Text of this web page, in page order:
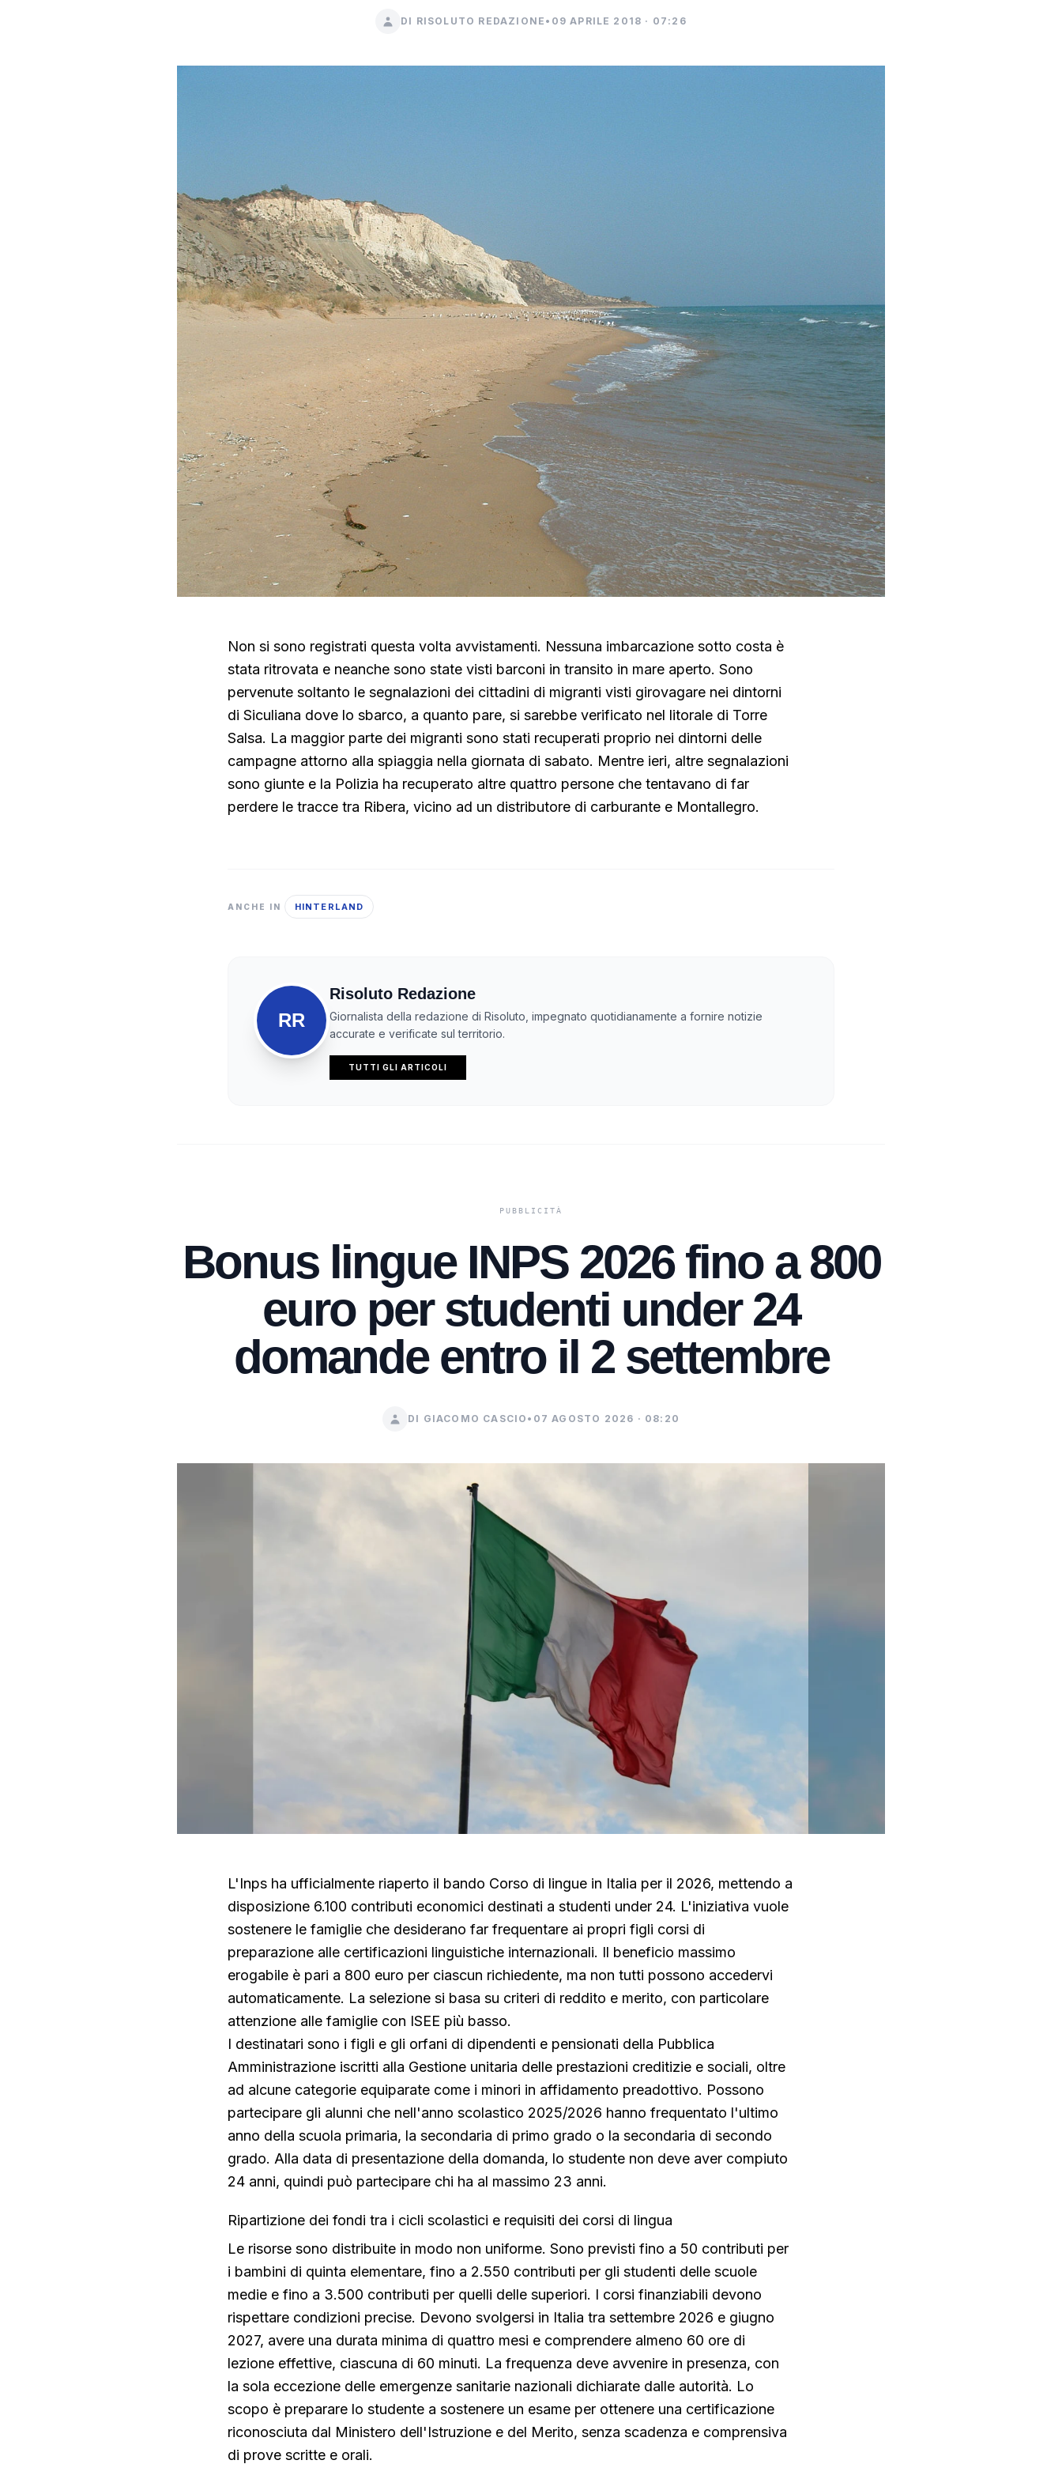
DI RISOLUTO REDAZIONE • 09 APRILE 2018 · 07:26
Non si sono registrati questa volta avvistamenti. Nessuna imbarcazione sotto costa è
stata ritrovata e neanche sono state visti barconi in transito in mare aperto. Sono
pervenute soltanto le segnalazioni dei cittadini di migranti visti girovagare nei dintorni
di Siculiana dove lo sbarco, a quanto pare, si sarebbe verificato nel litorale di Torre
Salsa. La maggior parte dei migranti sono stati recuperati proprio nei dintorni delle
campagne attorno alla spiaggia nella giornata di sabato. Mentre ieri, altre segnalazioni
sono giunte e la Polizia ha recuperato altre quattro persone che tentavano di far
perdere le tracce tra Ribera, vicino ad un distributore di carburante e Montallegro.
ANCHE IN HINTERLAND
RR
Risoluto Redazione
Giornalista della redazione di Risoluto, impegnato quotidianamente a fornire notizie
accurate e verificate sul territorio.
TUTTI GLI ARTICOLI
Bonus lingue INPS 2026 fino a 800
euro per studenti under 24
domande entro il 2 settembre
DI GIACOMO CASCIO • 07 AGOSTO 2026 · 08:20
L'Inps ha ufficialmente riaperto il bando Corso di lingue in Italia per il 2026, mettendo a
disposizione 6.100 contributi economici destinati a studenti under 24. L'iniziativa vuole
sostenere le famiglie che desiderano far frequentare ai propri figli corsi di
preparazione alle certificazioni linguistiche internazionali. Il beneficio massimo
erogabile è pari a 800 euro per ciascun richiedente, ma non tutti possono accedervi
automaticamente. La selezione si basa su criteri di reddito e merito, con particolare
attenzione alle famiglie con ISEE più basso.
I destinatari sono i figli e gli orfani di dipendenti e pensionati della Pubblica
Amministrazione iscritti alla Gestione unitaria delle prestazioni creditizie e sociali, oltre
ad alcune categorie equiparate come i minori in affidamento preadottivo. Possono
partecipare gli alunni che nell'anno scolastico 2025/2026 hanno frequentato l'ultimo
anno della scuola primaria, la secondaria di primo grado o la secondaria di secondo
grado. Alla data di presentazione della domanda, lo studente non deve aver compiuto
24 anni, quindi può partecipare chi ha al massimo 23 anni.
Ripartizione dei fondi tra i cicli scolastici e requisiti dei corsi di lingua
Le risorse sono distribuite in modo non uniforme. Sono previsti fino a 50 contributi per
i bambini di quinta elementare, fino a 2.550 contributi per gli studenti delle scuole
medie e fino a 3.500 contributi per quelli delle superiori. I corsi finanziabili devono
rispettare condizioni precise. Devono svolgersi in Italia tra settembre 2026 e giugno
2027, avere una durata minima di quattro mesi e comprendere almeno 60 ore di
lezione effettive, ciascuna di 60 minuti. La frequenza deve avvenire in presenza, con
la sola eccezione delle emergenze sanitarie nazionali dichiarate dalle autorità. Lo
scopo è preparare lo studente a sostenere un esame per ottenere una certificazione
riconosciuta dal Ministero dell'Istruzione e del Merito, senza scadenza e comprensiva
di prove scritte e orali.